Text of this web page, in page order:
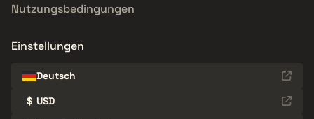
Nutzungsbedingungen
Einstellungen
Deutsch
$ USD